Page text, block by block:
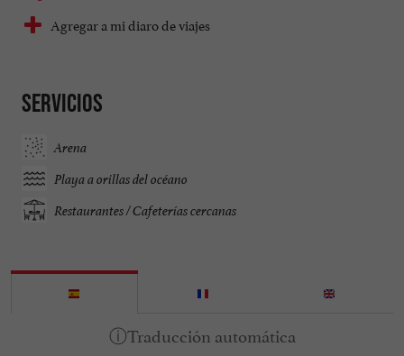
Agregar a mi diaro de viajes
Servicios
Arena
Playa a orillas del océano
Restaurantes / Cafeterías cercanas